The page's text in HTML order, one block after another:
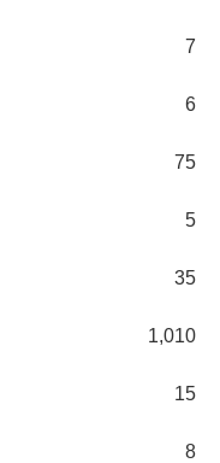
7
6
75
5
35
1,010
15
8